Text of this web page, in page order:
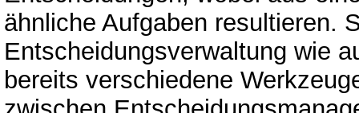
ähnliche Aufgaben resultieren.
Entscheidungsverwaltung wie
bereits verschiedene